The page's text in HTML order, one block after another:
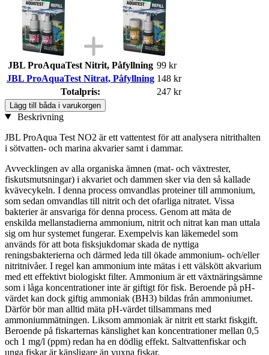
JBL ProAquaTest Nitrit, Påfyllning 99 kr
JBL ProAquaTest Nitrat, Påfyllning 148 kr
Totalpris:
247 kr
Lägg till båda i varukorgen
Beskrivning
JBL ProAqua Test NO2 är ett vattentest för att analysera nitrithalten
i sötvatten- och marina akvarier samt i dammar.
Avvecklingen av alla organiska ämnen (mat- och växtrester,
fiskutsmutsningar) i akvariet och dammen sker via den så kallade
kvävecykeln. I denna process omvandlas proteiner till ammonium,
som sedan omvandlas till nitrit och det ofarliga nitratet. Vissa
bakterier är ansvariga för denna process. Genom att mäta de
enskilda mellanstadierna ammonium, nitrit och nitrat kan man uttala
sig om hur systemet fungerar. Exempelvis kan läkemedel som
används för att bota fisksjukdomar skada de nyttiga
reningsbakterierna och därmed leda till ökade ammonium- och/eller
nitritnivåer. I regel kan ammonium inte mätas i ett välskött akvarium
med ett effektivt biologiskt filter. Ammonium är ett växtnäringsämne
som i låga koncentrationer inte är giftigt för fisk. Beroende på pH-
värdet kan dock giftig ammoniak (BH3) bildas från ammoniumet.
Därför bör man alltid mäta pH-värdet tillsammans med
ammoniummätningen. Liksom ammoniak är nitrit ett starkt fiskgift.
Beroende på fiskarternas känslighet kan koncentrationer mellan 0,5
och 1 mg/l (ppm) redan ha en dödlig effekt. Saltvattenfiskar och
unga fiskar är känsligare än vuxna fiskar.